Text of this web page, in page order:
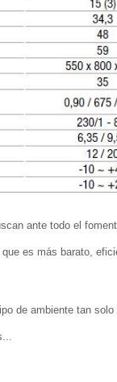
ante todo el
es más barato,
de ambiente tan